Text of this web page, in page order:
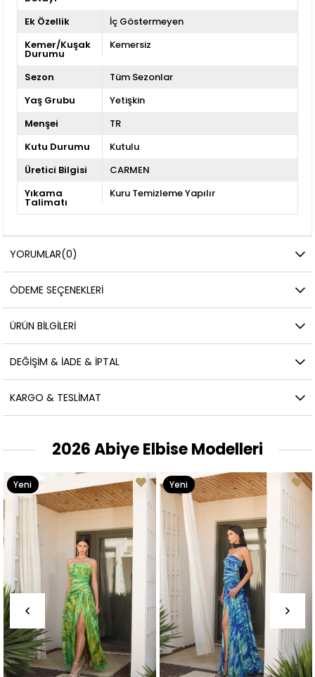
Ek Özellik
İç Göstermeyen
Kemer/Kuşak
Durumu
Kemersiz
Sezon
Tüm Sezonlar
Yaş Grubu
Yetişkin
Menşei
TR
Kutu Durumu
Kutulu
Üretici Bilgisi
CARMEN
Yıkama
Talimatı
Kuru Temizleme Yapılır
YORUMLAR(0)
ÖDEME SEÇENEKLERI
ÜRÜN BILGILERI
DEĞIŞIM & İADE & İPTAL
KARGO & TESLIMAT
2026 Abiye Elbise Modelleri
Yeni
Ürün
Yeni
Ürün